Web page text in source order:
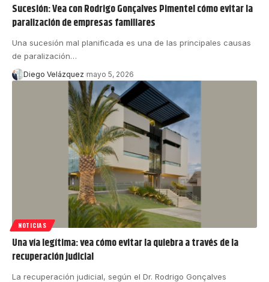
Sucesión: Vea con Rodrigo Gonçalves Pimentel cómo evitar la
paralización de empresas familiares
Una sucesión mal planificada es una de las principales causas
de paralización…
Diego Velázquez mayo 5, 2026
NOTICIAS
Una vía legítima: vea cómo evitar la quiebra a través de la
recuperación judicial
La recuperación judicial, según el Dr. Rodrigo Gonçalves